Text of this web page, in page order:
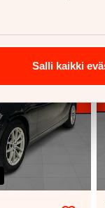
Salli kaikki